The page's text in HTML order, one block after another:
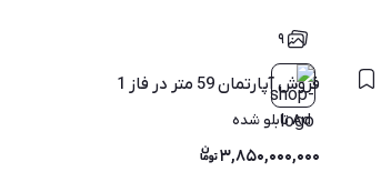
۹
فروش آپارتمان 59 متر در فاز 1
Ad تابلو شده
۳,۸۵۰,۰۰۰,۰۰۰